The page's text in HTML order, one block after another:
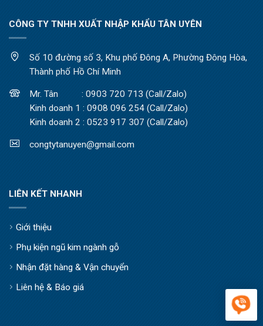
CÔNG TY TNHH XUẤT NHẬP KHẨU TÂN UYÊN
Số 10 đường số 3, Khu phố Đông A, Phường Đông Hòa,
Thành phố Hồ Chí Minh
Mr. Tân : 0903 720 713 (Call/Zalo)
Kinh doanh 1 : 0908 096 254 (Call/Zalo)
Kinh doanh 2 : 0523 917 307 (Call/Zalo)
congtytanuyen@gmail.com
LIÊN KẾT NHANH
Giới thiệu
Phụ kiện ngũ kim ngành gỗ
Nhận đặt hàng & Vận chuyển
Liên hệ & Báo giá